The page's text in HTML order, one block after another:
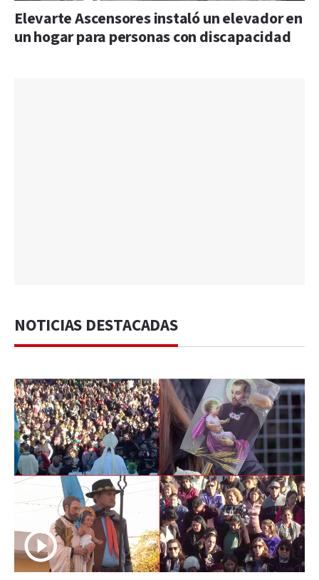
Elevarte Ascensores instaló un elevador en
un hogar para personas con discapacidad
NOTICIAS DESTACADAS